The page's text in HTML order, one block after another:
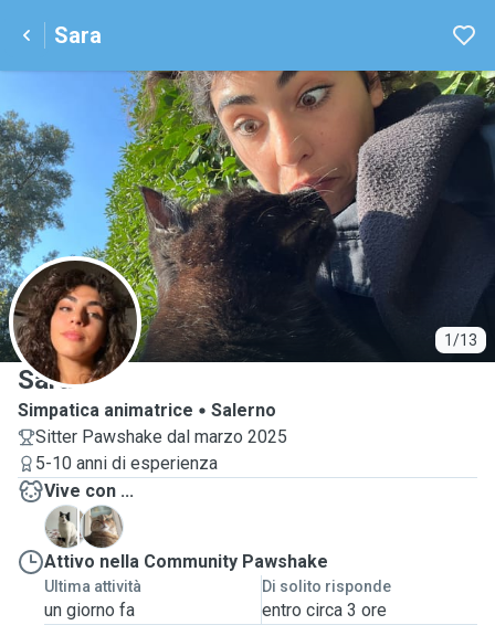
Sara
1/13
S
Sara
Simpatica animatrice
Salerno
Sitter Pawshake dal marzo 2025
5-10 anni di esperienza
Vive con ...
C
M
Attivo nella Community Pawshake
Ultima attività
un giorno fa
Di solito risponde
entro circa 3 ore